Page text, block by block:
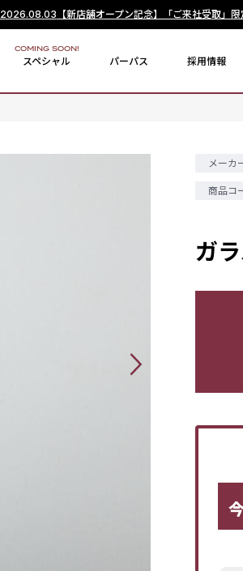
2026.08.03 【新店舗オープン記念】「ご来社受取」
スペシャル
COMING SOON!
パーパス 採用情報
メーカ
商品コ
ガ